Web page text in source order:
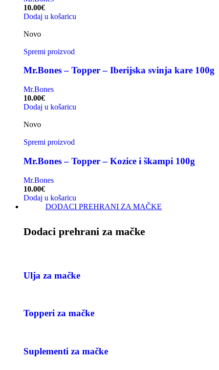
10.00€
Dodaj u košaricu
Novo
Spremi proizvod
Mr.Bones – Topper – Iberijska svinja kare 100g
Mr.Bones
10.00€
Dodaj u košaricu
Novo
Spremi proizvod
Mr.Bones – Topper – Kozice i škampi 100g
Mr.Bones
10.00€
Dodaj u košaricu
DODACI PREHRANI ZA MAČKE
Dodaci prehrani za mačke
Ulja za mačke
Topperi za mačke
Suplementi za mačke